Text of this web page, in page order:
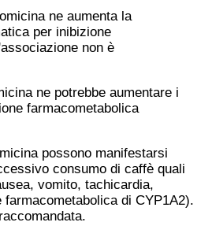
ne aumenta la
per inibizione
non è
ne potrebbe aumentare i
farmacometabolica
possono manifestarsi
consumo di caffè quali
vomito, tachicardia,
di CYP1A2).